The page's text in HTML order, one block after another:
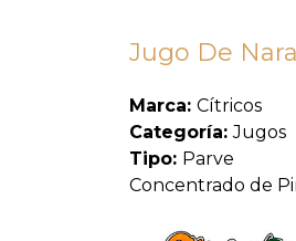
Jugo De
Marca: Cítricos
Categoría:Jugos
Tipo: Parve
Concentrado de